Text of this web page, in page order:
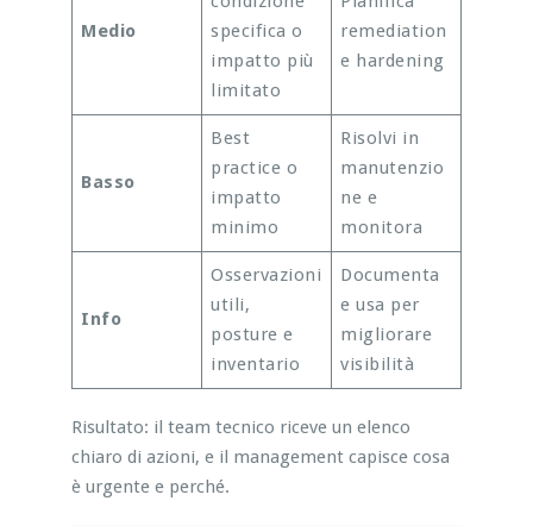
Medio
specifica o
impatto più
limitato
remediation
e hardening
Basso
Best
practice o
impatto
minimo
Risolvi in
manutenzio
ne e
monitora
Info
Osservazioni
utili,
posture e
inventario
Documenta
e usa per
migliorare
visibilità
Risultato: il team tecnico riceve un elenco
chiaro di azioni, e il management capisce cosa
è urgente e perché.